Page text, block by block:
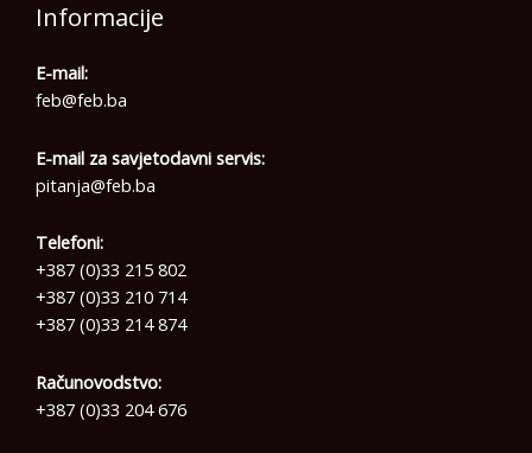
Informacije
E-mail:
feb@feb.ba
E-mail za savjetodavni servis:
pitanja@feb.ba
Telefoni:
+387 (0)33 215 802
+387 (0)33 210 714
+387 (0)33 214 874
Računovodstvo:
+387 (0)33 204 676